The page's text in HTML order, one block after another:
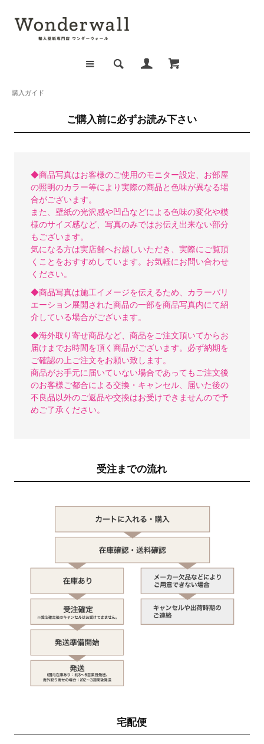
購入ガイド
ご購入前に必ずお読み下さい
◆商品写真はお客様のご使用のモニター設定、お部屋
の照明のカラー等により実際の商品と色味が異なる場
合がございます。
また、壁紙の光沢感や凹凸などによる色味の変化や模
様のサイズ感など、写真のみではお伝え出来ない部分
もございます。
気になる方は実店舗へお越しいただき、実際にご覧頂
くことをおすすめしています。お気軽にお問い合わせ
ください。
◆商品写真は施工イメージを伝えるため、カラーバリ
エーション展開された商品の一部を商品写真内にて紹
介している場合がございます。
◆海外取り寄せ商品など、商品をご注文頂いてからお
届けまでお時間を頂く商品がございます。必ず納期を
ご確認の上ご注文をお願い致します。
商品がお手元に届いていない場合であってもご注文後
のお客様ご都合による交換・キャンセル、届いた後の
不良品以外のご返品や交換はお受けできませんので予
めご了承ください。
受注までの流れ
宅配便